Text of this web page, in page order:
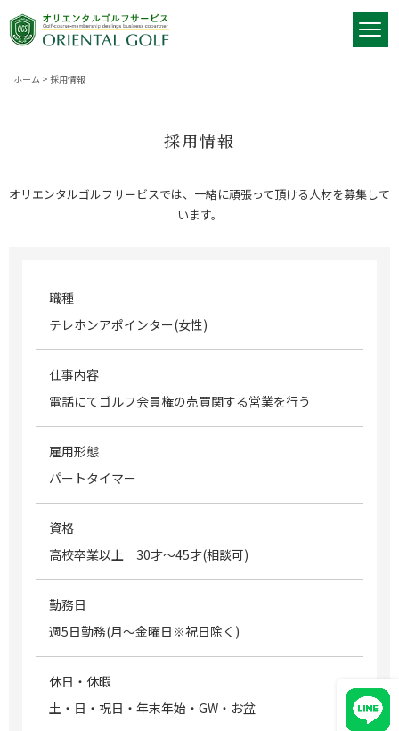
ホーム > 採用情報
採用情報
オリエンタルゴルフサービスでは、一緒に頑張って頂ける人材を募集して
います。
職種
テレホンアポインター(女性)
仕事内容
電話にてゴルフ会員権の売買関する営業を行う
雇用形態
パートタイマー
資格
高校卒業以上 30才～45才(相談可)
勤務日
週5日勤務(月～金曜日※祝日除く)
休日・休暇
土・日・祝日・年末年始・GW・お盆